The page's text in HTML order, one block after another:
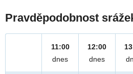
Pravděpodobnost
11:00
dnes
12:00
dnes